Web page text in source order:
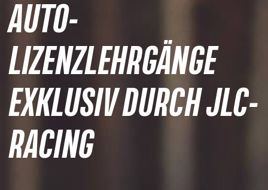
AUTO-
LIZENZLEHRGÄNGE
EXKLUSIV DURCH JLC-
RACING